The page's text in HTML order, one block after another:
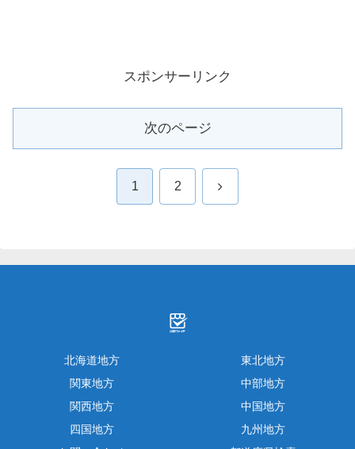
スポンサーリンク
次のページ
1 2 次
北海道地方
東北地方
関東地方
中部地方
関西地方
中国地方
四国地方
九州地方